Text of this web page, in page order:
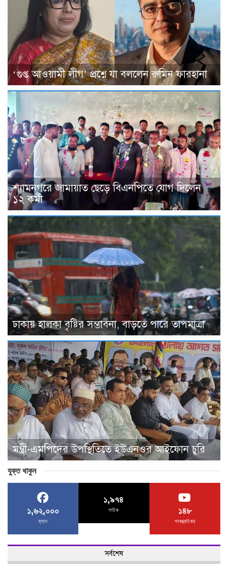
‘গুপ্ত আওয়ামী লীগ’ প্রশ্নে যা বললেন রুমিন ফারহানা
শ্যামনগরে জামায়াত ছেড়ে বিএনপিতে যোগ দিলেন
১২ কর্মী
ঢাকায় হালকা বৃষ্টির সম্ভাবনা, বাড়তে পারে তাপমাত্রা
মন্ত্রী-এমপিদের উপস্থিতিতে ইউএনওর আইফোন চুরি
যুক্ত থাকুন
১,৬২,০০০
ফ্যান
১,৯৭৪
লাইক ১৪৮
সাবস্ক্রাইবার
সর্বশেষ